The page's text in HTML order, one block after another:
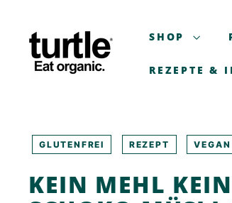
springen
U
R
T
-
B
T
SHOP
REZEPTE &
GLUTENFREI REZEPT VEGAN
KEIN MEHL